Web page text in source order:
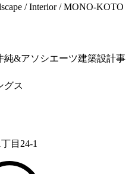
/ Interior / MONO-KOTO
純&アソシエーツ建築設計事
グス
目24-1